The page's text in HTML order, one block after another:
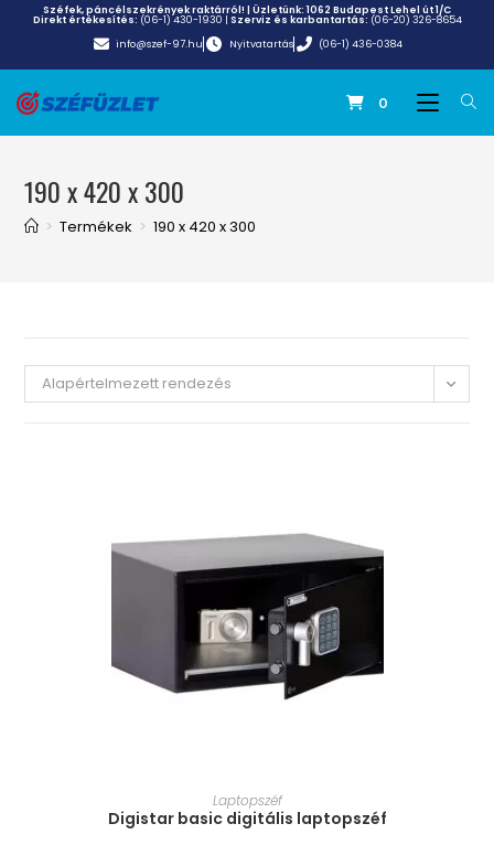
Széfek, páncélszekrények raktárról! | Üzletünk:1062 Budapest Lehel út 1/C
Direkt értékesítés: (06-1) 430-1930 | Szerviz és karbantartás: (06-20) 326-8654
info@szef-97.hu
Nyitvatartás (06-1) 436-0384
0
190 x 420 x 300
> Termékek > 190 x 420 x 300
Alapértelmezett rendezés
MÉRET VÁLASZTÁSA
Laptopszéf
Digistar basic digitális laptopszéf